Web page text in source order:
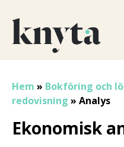
Hem » Bokföring och
redovisning » Analys
Ekonomisk